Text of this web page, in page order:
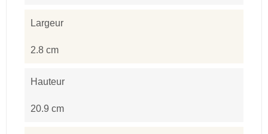
Largeur
2.8 cm
Hauteur
20.9 cm